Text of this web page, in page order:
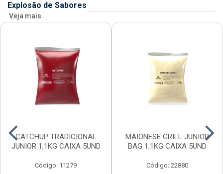
Explosão de Sabores
Veja mais
CATCHUP TRADICIONAL
JUNIOR 1,1KG CAIXA 5UND
Código: 11279
MAIONESE GRILL JUNIOR
BAG 1,1KG CAIXA 5UND
Código: 22880